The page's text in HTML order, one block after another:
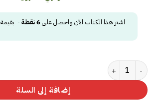
اشتر هذا الكتاب الآن واحصل على6نقطة- بقيمة
كمية رفقاً بالقوارير
إضافة إلى السلة